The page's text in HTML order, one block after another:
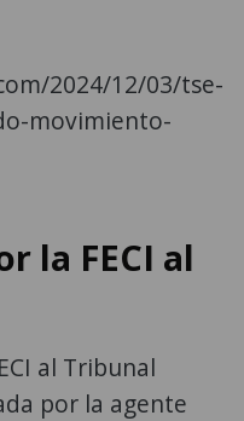
2024/12/03/tse-
movimiento-
la FECI al
al Tribunal
por la agente